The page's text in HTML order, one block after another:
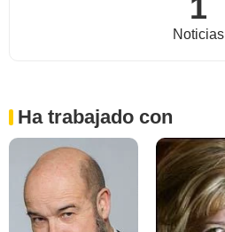
Noticias
Ha trabajado con